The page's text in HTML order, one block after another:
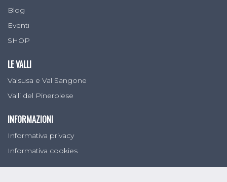
Blog
Eventi
SHOP
LE VALLI
Valsusa e Val Sangone
Valli del Pinerolese
INFORMAZIONI
Informativa privacy
Informativa cookies